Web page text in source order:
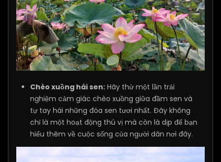
Chèo xuồng hái sen: Hãy thử một lần trải
nghiệm cảm giác chèo xuồng giữa đầm sen và
tự tay hái những đóa sen tươi nhất. Đây không
chỉ là một hoạt động thú vị mà còn là dịp để bạn
hiểu thêm về cuộc sống của người dân nơi đây.